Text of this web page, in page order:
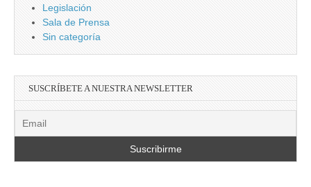
Legislación
Sala de Prensa
Sin categoría
SUSCRÍBETE A NUESTRA NEWSLETTER